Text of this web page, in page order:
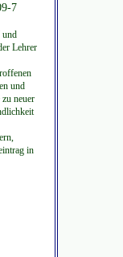
7
und
Lehrer
und
neuer
in